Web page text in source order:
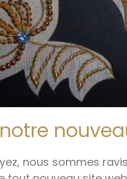
nous sommes